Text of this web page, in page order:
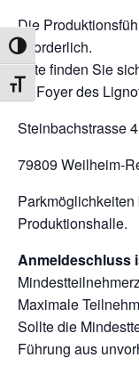
UMSCHALTEN AUF
SCHRIFT
Die
erforderlich.
Bitte finden Sie
im Foyer des
Steinbachstrasse
79809 Weilheim-
Produktionshalle.
Anmeldeschluss
Maximale
Sollte die
Führung aus